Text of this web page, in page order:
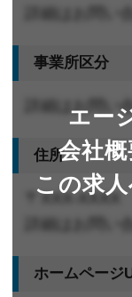
エー
会社
この求
事業所区分
詳細はお問い
住所
〒XXX-XXXX
ホームページ